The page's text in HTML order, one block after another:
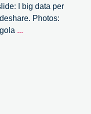
I big data per
Photos:
...